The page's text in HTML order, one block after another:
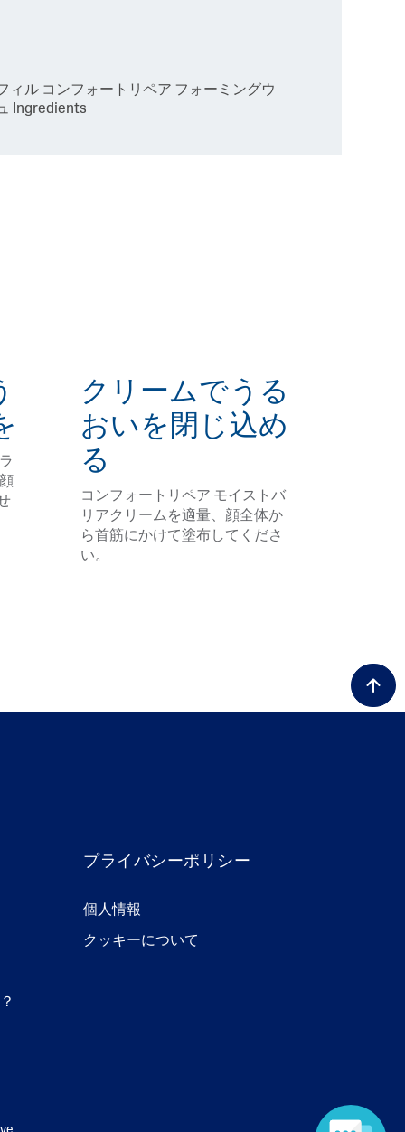
クリームでうる
おいを閉じ込め
る
コンフォートリペア モイストバ
リアクリームを適量、顔全体か
ら首筋にかけて塗布してくださ
い。
プライバシーポリシー
個人情報
クッキーについて